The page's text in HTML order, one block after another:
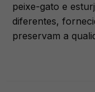
peixe-gato e
diferentes,
preservam a